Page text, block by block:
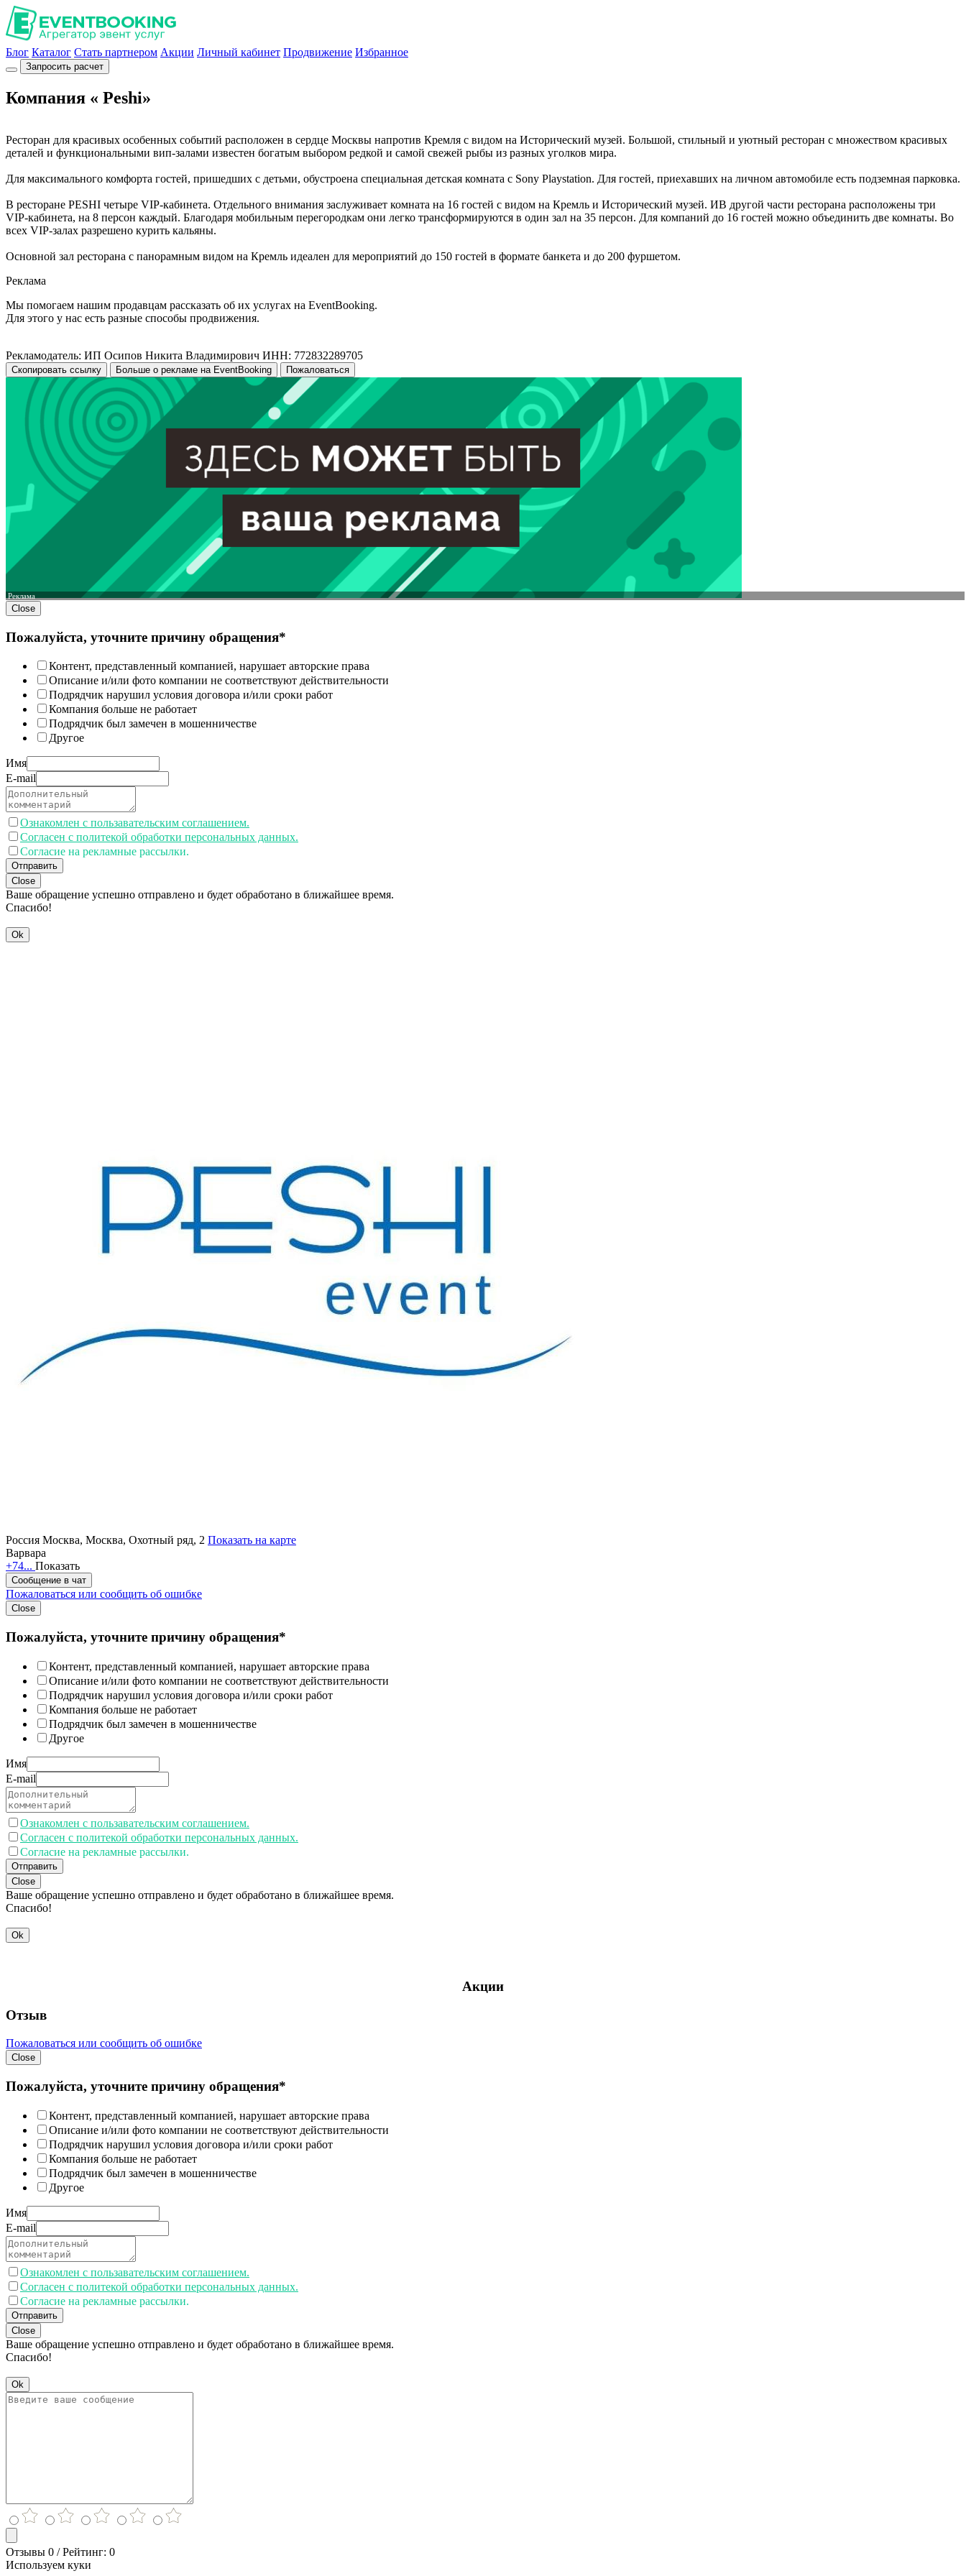
Блог Каталог Стать партнером Акции Личный кабинет Продвижение Избранное
Запросить расчет
Компания « Peshi»
Ресторан для красивых особенных событий расположен в сердце Москвы напротив Кремля с видом на Исторический музей. Большой, стильный и уютный ресторан с множеством красивых
деталей и функциональными вип-залами известен богатым выбором редкой и самой свежей рыбы из разных уголков мира.
Для максимального комфорта гостей, пришедших с детьми, обустроена специальная детская комната с Sony Playstation. Для гостей, приехавших на личном автомобиле есть подземная парковка.
В ресторане PESHI четыре VIP-кабинета. Отдельного внимания заслуживает комната на 16 гостей с видом на Кремль и Исторический музей. ИВ другой части ресторана расположены три
VIP-кабинета, на 8 персон каждый. Благодаря мобильным перегородкам они легко трансформируются в один зал на 35 персон. Для компаний до 16 гостей можно объединить две комнаты. Во
всех VIP-залах разрешено курить кальяны.
Основной зал ресторана с панорамным видом на Кремль идеален для мероприятий до 150 гостей в формате банкета и до 200 фуршетом.
Реклама
Мы помогаем нашим продавцам рассказать об их услугах на EventBooking.
Для этого у нас есть разные способы продвижения.
Рекламодатель: ИП Осипов Никита Владимирович ИНН: 772832289705
Скопировать ссылку Больше о рекламе на EventBooking Пожаловаться
Реклама
Close
Пожалуйста, уточните причину обращения*
Контент, представленный компанией, нарушает авторские права
Описание и/или фото компании не соответствуют действительности
Подрядчик нарушил условия договора и/или сроки работ
Компания больше не работает
Подрядчик был замечен в мошенничестве
Другое
Имя
E-mail
Ознакомлен с пользавательским соглашением.
Согласен с политекой обработки персональных данных.
Согласие на рекламные рассылки.
Отправить
Close
Ваше обращение успешно отправлено и будет обработано в ближайшее время.
Спасибо!
Ok
Россия Москва, Москва, Охотный ряд, 2 Показать на карте
Варвара
+74... Показать
Сообщение в чат
Пожаловаться или сообщить об ошибке
Close
Пожалуйста, уточните причину обращения*
Контент, представленный компанией, нарушает авторские права
Описание и/или фото компании не соответствуют действительности
Подрядчик нарушил условия договора и/или сроки работ
Компания больше не работает
Подрядчик был замечен в мошенничестве
Другое
Имя
E-mail
Ознакомлен с пользавательским соглашением.
Согласен с политекой обработки персональных данных.
Согласие на рекламные рассылки.
Отправить
Close
Ваше обращение успешно отправлено и будет обработано в ближайшее время.
Спасибо!
Ok
Акции
Отзыв
Пожаловаться или сообщить об ошибке
Close
Пожалуйста, уточните причину обращения*
Контент, представленный компанией, нарушает авторские права
Описание и/или фото компании не соответствуют действительности
Подрядчик нарушил условия договора и/или сроки работ
Компания больше не работает
Подрядчик был замечен в мошенничестве
Другое
Имя
E-mail
Ознакомлен с пользавательским соглашением.
Согласен с политекой обработки персональных данных.
Согласие на рекламные рассылки.
Отправить
Close
Ваше обращение успешно отправлено и будет обработано в ближайшее время.
Спасибо!
Ok
Отзывы 0 / Рейтинг: 0
Используем куки